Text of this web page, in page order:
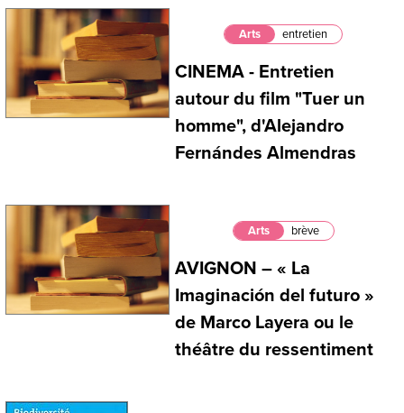
Arts entretien
CINEMA - Entretien
autour du film "Tuer un
homme", d'Alejandro
Fernándes Almendras
Arts brève
AVIGNON – « La
Imaginación del futuro »
de Marco Layera ou le
théâtre du ressentiment